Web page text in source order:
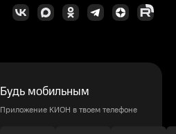
Будь мобильным
Приложение КИОН в твоем телефоне